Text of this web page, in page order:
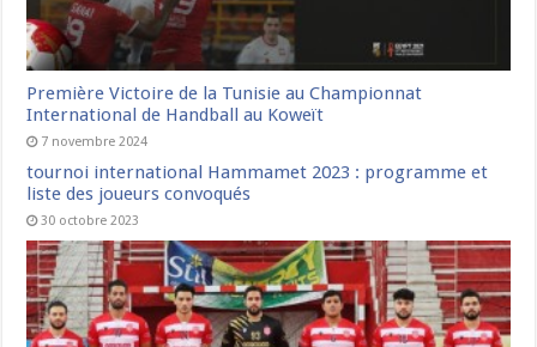
Première Victoire de la Tunisie au Championnat
International de Handball au Koweït
7 novembre 2024
tournoi international Hammamet 2023 : programme et
liste des joueurs convoqués
30 octobre 2023